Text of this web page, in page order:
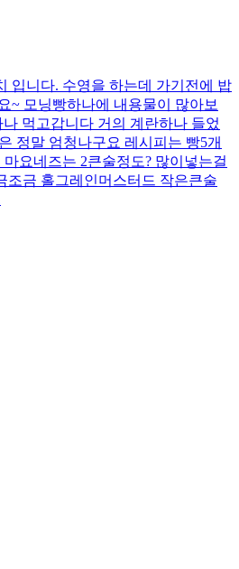
입니다. 수영을 하는데 가기전에 밥
~ 모닝빵하나에 내용물이 많아보
먹고갑니다 거의 계란하나 들었
정말 엄청나구요 레시피는 빵5개
요네즈는 2큰술정도? 많이넣는걸
조금 홀그레인머스터드 작은큰술